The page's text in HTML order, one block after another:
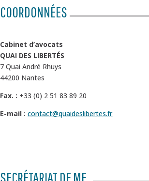
COORDONNÉES
Cabinet d’avocats
QUAI DES LIBERTÉS
7 Quai André Rhuys
44200 Nantes
Fax. : +33 (0) 2 51 83 89 20
E-mail : contact@quaideslibertes.fr
SECRÉTARIAT DE ME